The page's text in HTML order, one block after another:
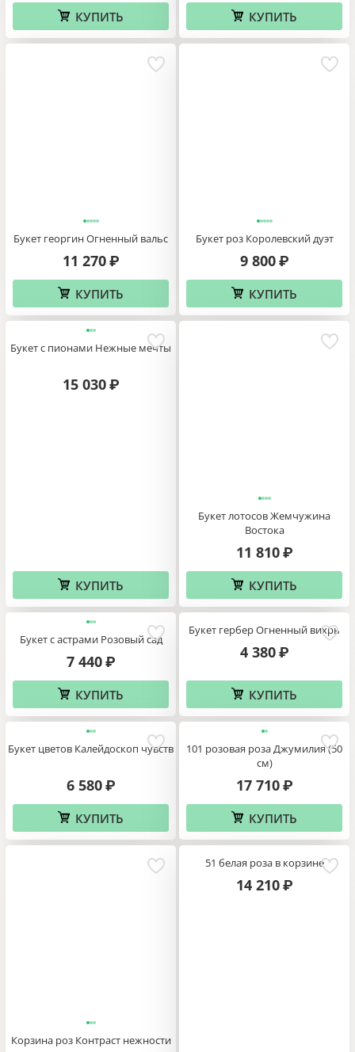
КУПИТЬ КУПИТЬ
Букет георгин Огненный вальс
11 270 ₽
КУПИТЬ
Букет роз Королевский дуэт
9 800 ₽
КУПИТЬ
Букет с пионами Нежные мечты
15 030 ₽
КУПИТЬ
Букет лотосов Жемчужина
Востока
11 810 ₽
КУПИТЬ
Букет с астрами Розовый сад
7 440 ₽
КУПИТЬ
Букет гербер Огненный вихрь
4 380 ₽
КУПИТЬ
Букет цветов Калейдоскоп чувств
6 580 ₽
КУПИТЬ
101 розовая роза Джумилия (50
см)
17 710 ₽
КУПИТЬ
Корзина роз Контраст нежности
51 белая роза в корзине
14 210 ₽